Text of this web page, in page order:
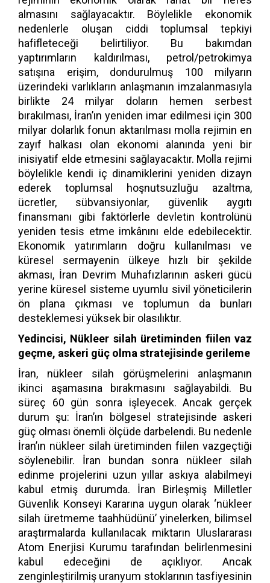
almasını sağlayacaktır. Böylelikle ekonomik
nedenlerle oluşan ciddi toplumsal tepkiyi
hafifleteceği belirtiliyor. Bu bakımdan
yaptırımların kaldırılması, petrol/petrokimya
satışına erişim, dondurulmuş 100 milyarın
üzerindeki varlıkların anlaşmanın imzalanmasıyla
birlikte 24 milyar doların hemen serbest
bırakılması, İran’ın yeniden imar edilmesi için 300
milyar dolarlık fonun aktarılması molla rejimin en
zayıf halkası olan ekonomi alanında yeni bir
inisiyatif elde etmesini sağlayacaktır. Molla rejimi
böylelikle kendi iç dinamiklerini yeniden dizayn
ederek toplumsal hoşnutsuzluğu azaltma,
ücretler, sübvansiyonlar, güvenlik aygıtı
finansmanı gibi faktörlerle devletin kontrolünü
yeniden tesis etme imkânını elde edebilecektir.
Ekonomik yatırımların doğru kullanılması ve
küresel sermayenin ülkeye hızlı bir şekilde
akması, İran Devrim Muhafızlarının askeri gücü
yerine küresel sisteme uyumlu sivil yöneticilerin
ön plana çıkması ve toplumun da bunları
desteklemesi yüksek bir olasılıktır.
Yedincisi, Nükleer silah üretiminden fiilen vaz
geçme, askeri güç olma stratejisinde gerileme
İran, nükleer silah görüşmelerini anlaşmanın
ikinci aşamasına bırakmasını sağlayabildi. Bu
süreç 60 gün sonra işleyecek. Ancak gerçek
durum şu: İran’ın bölgesel stratejisinde askeri
güç olması önemli ölçüde darbelendi. Bu nedenle
İran’ın nükleer silah üretiminden fiilen vazgeçtiği
söylenebilir. İran bundan sonra nükleer silah
edinme projelerini uzun yıllar askıya alabilmeyi
kabul etmiş durumda. İran Birleşmiş Milletler
Güvenlik Konseyi Kararına uygun olarak ‘nükleer
silah üretmeme taahhüdünü’ yinelerken, bilimsel
araştırmalarda kullanılacak miktarın Uluslararası
Atom Enerjisi Kurumu tarafından belirlenmesini
kabul edeceğini de açıklıyor. Ancak
zenginleştirilmiş uranyum stoklarının tasfiyesinin